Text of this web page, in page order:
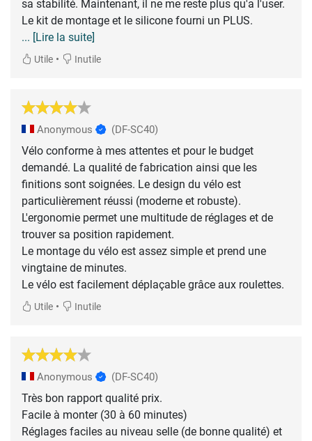
sa stabilité. Maintenant, il ne me reste plus qu'a l'user.
... [Lire la suite]
Utile • Inutile
Anonymous (DF-SC40)
Vélo conforme à mes attentes et pour le budget
demandé. La qualité de fabrication ainsi que les
finitions sont soignées. Le design du vélo est
particulièrement réussi (moderne et robuste).
L'ergonomie permet une multitude de réglages et de
trouver sa position rapidement.
Le montage du vélo est assez simple et prend une
vingtaine de minutes.
Le vélo est facilement déplaçable grâce aux roulettes.
Utile • Inutile
Anonymous (DF-SC40)
Très bon rapport qualité prix.
Facile à monter (30 à 60 minutes)
Réglages faciles au niveau selle (de bonne qualité) et